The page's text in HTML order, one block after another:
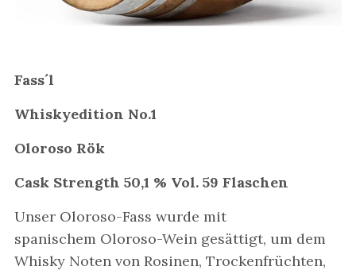
Fass´l
Whiskyedition No.1
Oloroso Rök
Cask Strength 50,1 % Vol. 59 Flaschen
Unser Oloroso-Fass wurde mit
spanischem Oloroso-Wein gesättigt, um dem
Whisky Noten von Rosinen, Trockenfrüchten,